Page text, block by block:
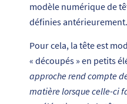
modèle numérique de
définies antérieurement.
Pour cela, la tête est
« découpés » en petits
approche rend compte
matière lorsque celle-ci